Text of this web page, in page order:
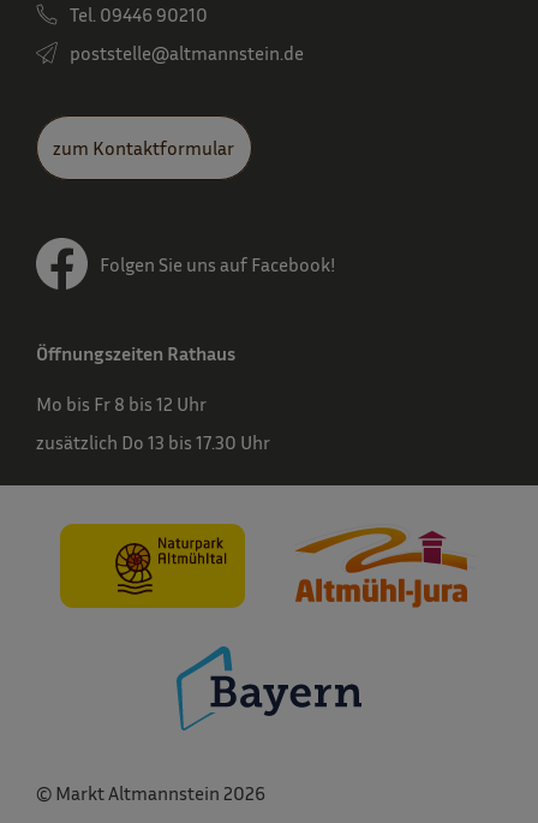
Tel. 09446 90210
poststelle­@altmannstein.de
zum Kontaktformular
Folgen Sie uns auf Facebook!
Öffnungszeiten Rathaus
Mo bis Fr 8 bis 12 Uhr
zusätzlich Do 13 bis 17.30 Uhr
© Markt Altmannstein 2026